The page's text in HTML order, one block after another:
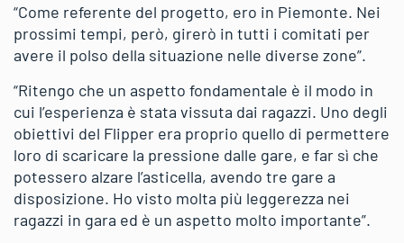
“Come referente del progetto, ero in Piemonte. Nei
prossimi tempi, però, girerò in tutti i comitati per
avere il polso della situazione nelle diverse zone”.
“Ritengo che un aspetto fondamentale è il modo in
cui l’esperienza è stata vissuta dai ragazzi. Uno degli
obiettivi del Flipper era proprio quello di permettere
loro di scaricare la pressione dalle gare, e far sì che
potessero alzare l’asticella, avendo tre gare a
disposizione. Ho visto molta più leggerezza nei
ragazzi in gara ed è un aspetto molto importante”.